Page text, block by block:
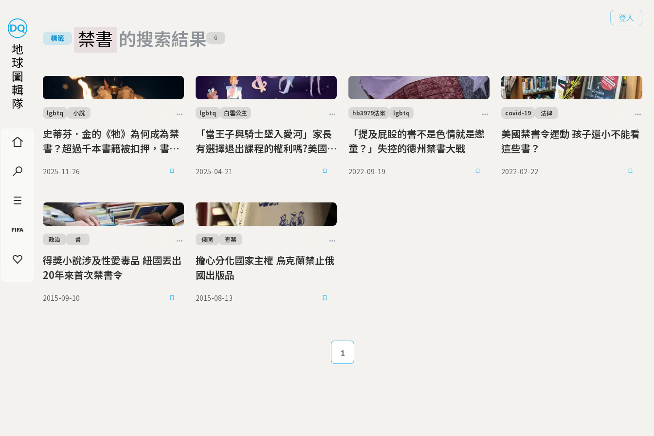
地
球
圖
輯
隊
登入
標籤 禁書 的搜索結果 6
史蒂芬．金的《牠》為何成為禁
書？超過千本書籍被扣押，書店
法」扼殺出版自由
lgbtq 小說
2025-11-26
「當王子與騎士墜入愛河」家長
有選擇退出課程的權利嗎?美國最
由界線
lgbtq 白雪公主
2025-04-21
「提及屁股的書不是色情就是戀
童？」失控的德州禁書大戰
hb3979法案 lgbtq
2022-09-19
美國禁書令運動 孩子還小不能看
這些書？
covid-19 法律
2022-02-22
得獎小說涉及性愛毒品 紐國丟出
20年來首次禁書令
政治 書
2015-09-10
擔心分化國家主權 烏克蘭禁止俄
國出版品
俄國 查禁
2015-08-13
1